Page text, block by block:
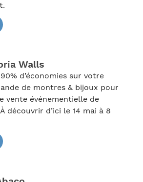
Walls
d’économies sur votre
de montres & bijoux pour
vente événementielle de
découvrir d’ici le 14 mai à 8